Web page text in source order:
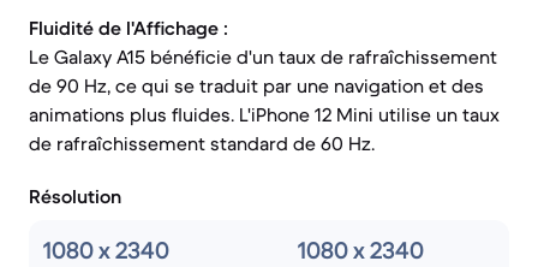
Fluidité de l'Affichage :
Le Galaxy A15 bénéficie d'un taux de rafraîchissement
de 90 Hz, ce qui se traduit par une navigation et des
animations plus fluides. L'iPhone 12 Mini utilise un taux
de rafraîchissement standard de 60 Hz.
Résolution
1080 x 2340 1080 x 2340